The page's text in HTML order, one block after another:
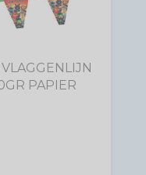
PAPIER